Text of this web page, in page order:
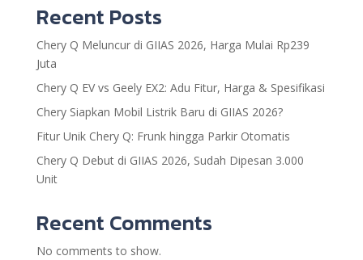
Recent Posts
Chery Q Meluncur di GIIAS 2026, Harga Mulai Rp239
Juta
Chery Q EV vs Geely EX2: Adu Fitur, Harga & Spesifikasi
Chery Siapkan Mobil Listrik Baru di GIIAS 2026?
Fitur Unik Chery Q: Frunk hingga Parkir Otomatis
Chery Q Debut di GIIAS 2026, Sudah Dipesan 3.000
Unit
Recent Comments
No comments to show.